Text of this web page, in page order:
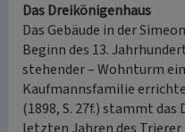
Das Dreikönigenhaus
Das Gebäude in der
Beginn des 13.
stehender – Wohnturm
Kaufmannsfamilie
(1898, S. 27f.) stammt das